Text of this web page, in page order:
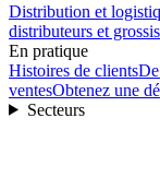
Distribution et
distributeurs et
En pratique
Histoires de clients
ventesObtenez une
Secteurs